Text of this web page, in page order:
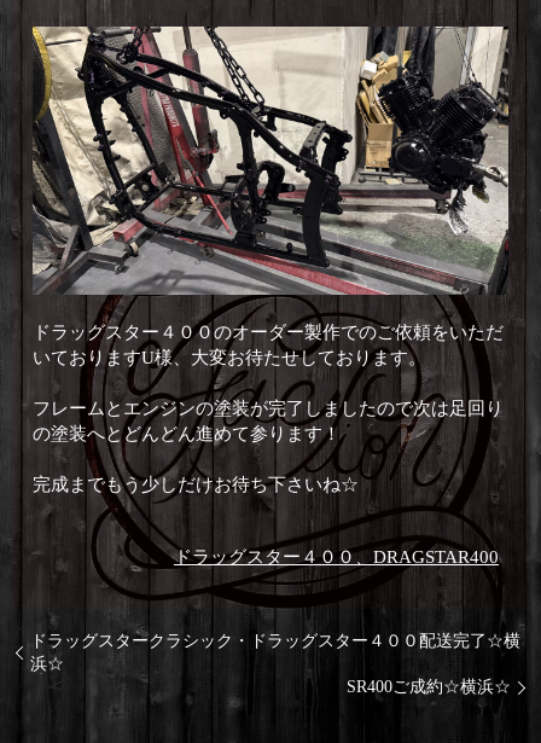
ドラッグスター４００のオーダー製作でのご依頼をいただ
いておりますU様、大変お待たせしております。
フレームとエンジンの塗装が完了しましたので次は足回り
の塗装へとどんどん進めて参ります！
完成までもう少しだけお待ち下さいね☆
ドラッグスター４００、DRAGSTAR400
ドラッグスタークラシック・ドラッグスター４００配送完了☆横
浜☆
SR400ご成約☆横浜☆